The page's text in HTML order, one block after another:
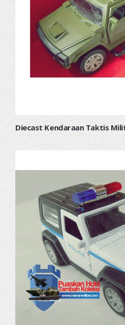
Diecast Kendaraan Taktis